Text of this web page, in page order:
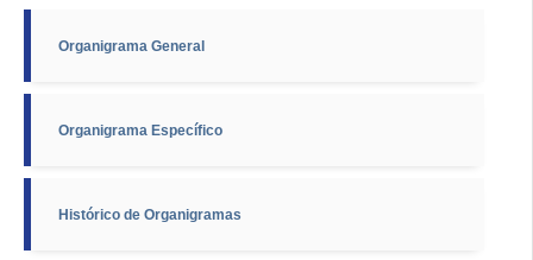
Escala de grises
Organigrama General
Organigrama Específico
Histórico de Organigramas